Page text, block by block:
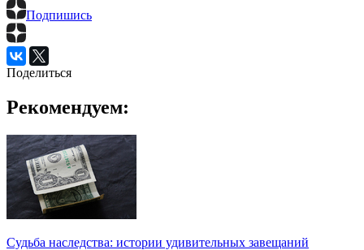
Подпишись
Поделиться
Рекомендуем:
Судьба наследства: истории удивительных завещаний